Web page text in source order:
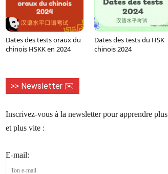
Dates des tests oraux du
chinois HSKK en 2024
Dates des tests du HSK
chinois 2024
>> Newsletter ✉️
Inscrivez-vous à la newsletter pour apprendre plus
et plus vite :
E-mail: